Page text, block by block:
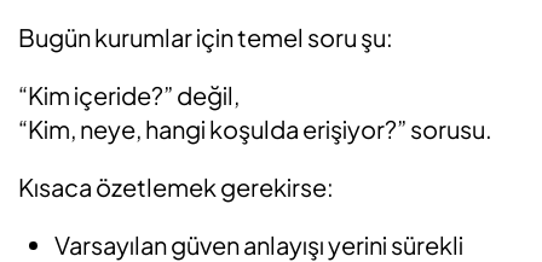
Bugün kurumlar için temel soru şu:
“Kim içeride?” değil,
“Kim, neye, hangi koşulda erişiyor?” sorusu.
Kısaca özetlemek gerekirse:
Varsayılan güven anlayışı yerini sürekli